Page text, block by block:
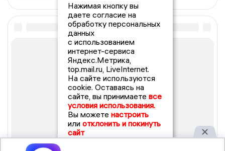
Нажимая кнопку вы
даете согласие на
обработку персональных
данных
с использованием
интернет-сервиса
Яндекс.Метрика,
top.mail.ru, LiveInternet.
На сайте используются
cookie. Оставаясь на
сайте, вы принимаете все
условия использования.
Вы можете настроить
или отклонить и покинуть
сайт